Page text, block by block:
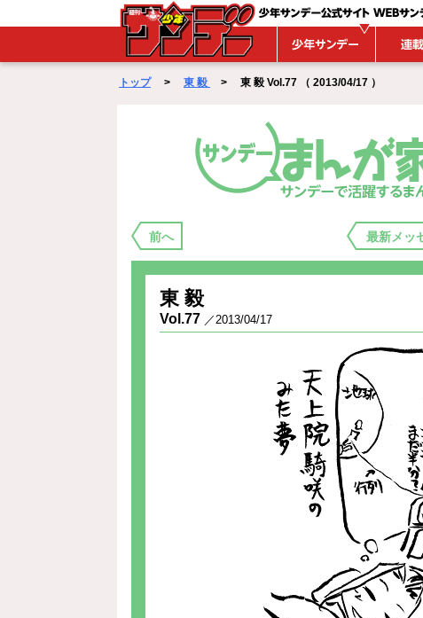
WEBサンデー
トップ> 東 毅 > 東 毅 Vol.77 （ 2013/04/17 ）
前へ 最新メッ
東 毅
Vol.77 ／2013/04/17